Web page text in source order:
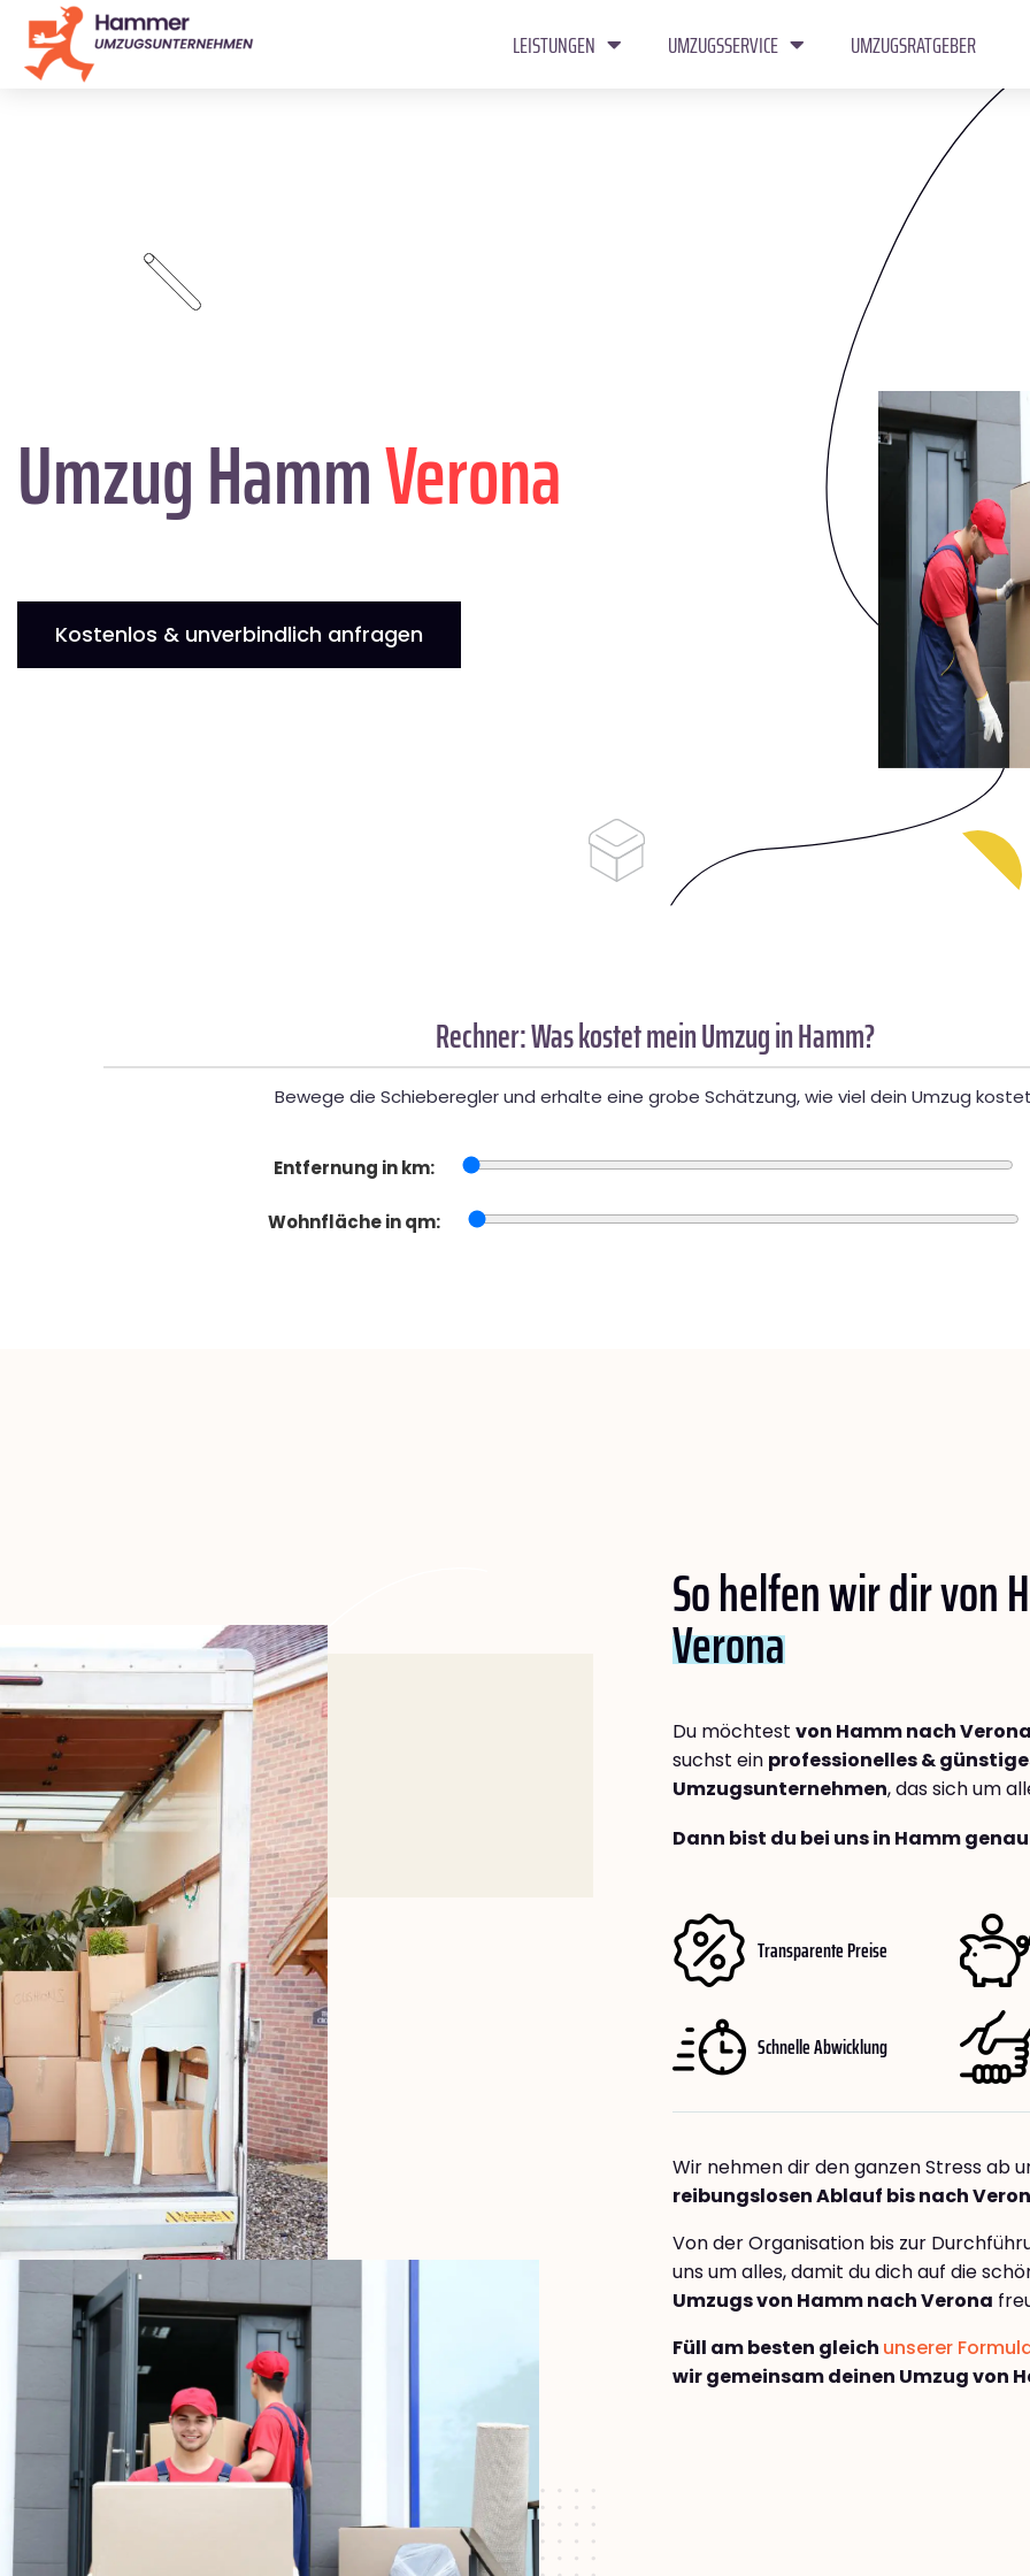
LEISTUNGEN UMZUGSSERVICE UMZUGSRATGEBER
Umzug HammVerona
Kostenlos & unverbindlich anfragen
Rechner: Was kostet mein Umzug in Hamm?
Bewege die Schieberegler und erhalte eine grobe Schätzung, wie viel dein Umzug
Entfernung in km:
Wohnfläche in qm:
So helfen wir dir von
Verona
Du möchtest von Hamm nach
suchst ein professionelles &
Umzugsunternehmen, das sich um
Dann bist du bei uns in Hamm
Transparente Preise
Schnelle Abwicklung
Wir nehmen dir den ganzen Stress ab
reibungslosen Ablauf bis nach
Von der Organisation bis zur
uns um alles, damit du dich auf die
Umzugs von Hamm nach Verona
Füll am besten gleich unserer
wir gemeinsam deinen Umzug von